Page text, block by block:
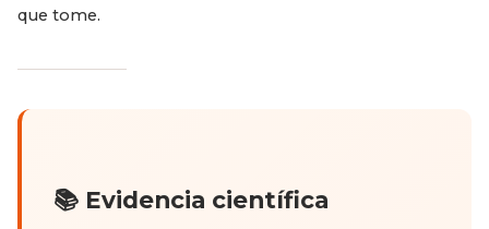
que tome.
📚 Evidencia científica